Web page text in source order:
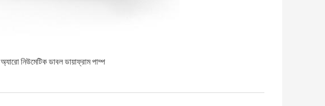
অ্যারো নিউমেটিক ডাবল ডায়াফ্রাম পাম্প